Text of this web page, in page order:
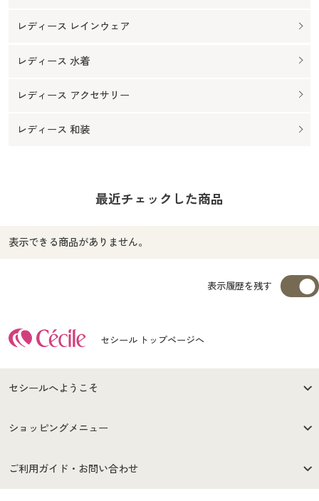
レディース レインウェア
レディース 水着
レディース アクセサリー
レディース 和装
最近チェックした商品
表示できる商品がありません。
表示履歴を残す
セシール トップページへ
セシールへようこそ
はじめての方へ
セシールご利用規約
ショッピングメニュー
商品カテゴリ
ご利用ガイド・お問い合わせ